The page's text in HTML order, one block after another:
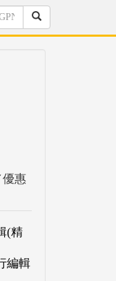
優惠
(精
編輯